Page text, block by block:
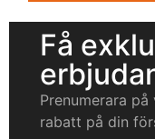
Få
Prenumerara
rabatt på din